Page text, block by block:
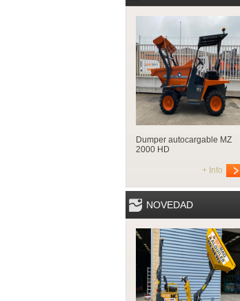
Dumper autocargable MZ
2000 HD
+ Info
NOVEDAD